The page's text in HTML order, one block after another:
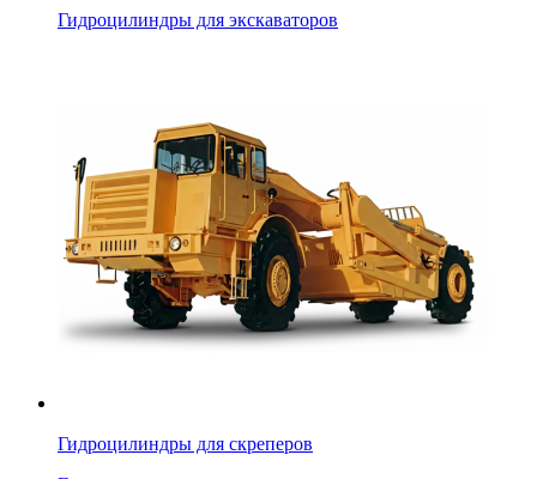
Гидроцилиндры для экскаваторов
Гидроцилиндры для скреперов